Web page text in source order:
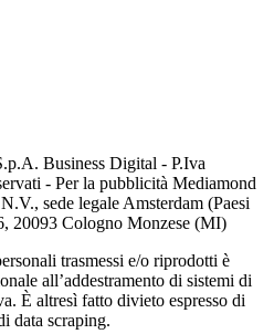
Business Digital - P.Iva
- Per la pubblicità Mediamond
sede legale Amsterdam (Paesi
20093 Cologno Monzese (MI)
trasmessi e/o riprodotti è
all’addestramento di sistemi di
È altresì fatto divieto espresso di
data scraping.